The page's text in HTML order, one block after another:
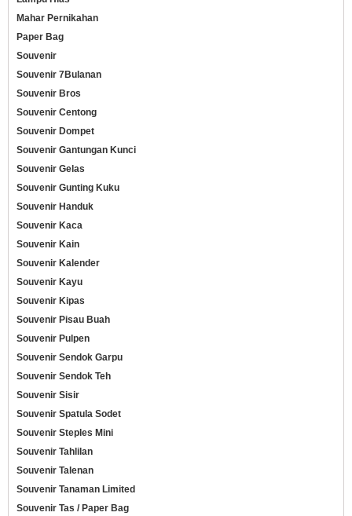
Mahar Pernikahan
Paper Bag
Souvenir
Souvenir 7Bulanan
Souvenir Bros
Souvenir Centong
Souvenir Dompet
Souvenir Gantungan Kunci
Souvenir Gelas
Souvenir Gunting Kuku
Souvenir Handuk
Souvenir Kaca
Souvenir Kain
Souvenir Kalender
Souvenir Kayu
Souvenir Kipas
Souvenir Pisau Buah
Souvenir Pulpen
Souvenir Sendok Garpu
Souvenir Sendok Teh
Souvenir Sisir
Souvenir Spatula Sodet
Souvenir Steples Mini
Souvenir Tahlilan
Souvenir Talenan
Souvenir Tanaman Limited
Souvenir Tas / Paper Bag